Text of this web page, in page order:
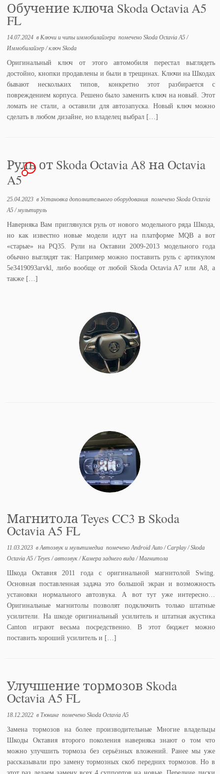
Обучение ключа Skoda Octavia A5
FL
14.07.2024 в Ключи и чипы иммобилайзера помеченоSkoda Octavia A5/
Иммобилайзер/ключ Skoda
Оригинальный ключ от этого автомобиля перестал выглядеть
достойно, кнопки продавлены и были в трещинах. Ключи на Шкодах
бывают нескольких типов, конкретно этот разбирается с
повреждением корпуса. Решено было заменить ключ на новый. Этот
ломать не стали, а оставили для автозапуска. Новый ключ можно
сделать в любом дизайне, но владелец выбрал […]
Руль от Skoda Octavia A8 на Octavia
A5
4
25.04.2023 в Установка дополнительного оборудования помеченоSkoda Octavia
A5/ мультируль
Наверняка Вам приглянулся руль от нового модельного ряда Шкода,
но как известно новые модели идут на платформе MQB а вот
«старые» на PQ35. Рули на Октавии 2009-2013 модельного года
обычно выглядят так: Например можно поставить руль с артикулом
5e3419093arvkl, либо вообще от любой Skoda Octavia A7 или A8, а
также […]
Магнитола Teyes CC3 в Skoda
Octavia A5 FL
11.03.2023 вАвтозвук и мультимедиа помеченоAndroid Auto/Carplay/Skoda
Octavia A5/ Teyes/автозвук/ Камера заднего вида/ Магнитола
Шкода Октавия 2011 года с оригинальной магнитолой Swing.
Основная поставленная задача это большой экран и возможность
установки нормального автозвука. А вот тут уже интересно…
Оригинальные магнитолы позволят подключить только штатные
усилители. На шкоде оригинальный усилитель и штатная акустика
Canton играют весьма посредственно. В этот бюджет можно
поставить хороший усилитель и […]
Улучшение тормозов Skoda
Octavia A5 FL
18.12.2022 в Тюнинг помеченоSkoda Octavia A5
Замена тормозов на более производительные Многие владельцы
Шкоды Октавия второго поколения наверняка знают о том что
можно улучшить тормоза без серьёзных вложений. Ранее мы уже
рассказывали про замену тормозных скоб передних тормозов. Но в